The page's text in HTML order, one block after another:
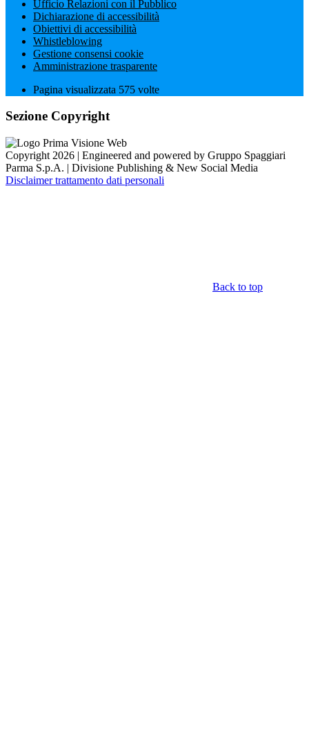
Ufficio Relazioni con il Pubblico
Dichiarazione di accessibilità
Obiettivi di accessibilità
Whistleblowing
Gestione consensi cookie
Amministrazione trasparente
Pagina visualizzata 575 volte
Sezione Copyright
Copyright 2026 | Engineered and powered by Gruppo Spaggiari
Parma S.p.A. | Divisione Publishing & New Social Media
Disclaimer trattamento dati personali
Back to top